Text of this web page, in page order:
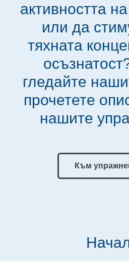
активността
или да
тяхната
гледайте
прочетете
нашите
Към